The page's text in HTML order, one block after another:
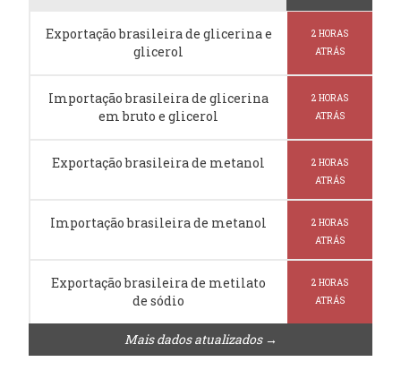
Exportação brasileira de glicerina e
glicerol
2 HORAS
ATRÁS
Importação brasileira de glicerina
em bruto e glicerol
2 HORAS
ATRÁS
Exportação brasileira de metanol
2 HORAS
ATRÁS
Importação brasileira de metanol
2 HORAS
ATRÁS
Exportação brasileira de metilato
de sódio
2 HORAS
ATRÁS
Mais dados atualizados →